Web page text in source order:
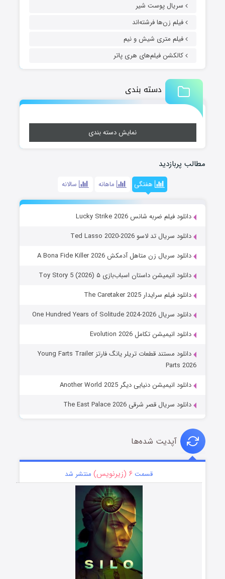
سریال پوست شیر
فیلم زن‌ها فرشته‌اند
فیلم متری شیش و نیم
کالکشن فیلم‌های هری پاتر
دسته بندی
نمایش دسته بندی
مطالب پربازدید
هفتگی ماهانه سالانه
دانلود فیلم ضربه شانس Lucky Strike 2026
دانلود سریال تد لاسو Ted Lasso 2020-2026
دانلود سریال زن متاهل آدمکش A Bona Fide Killer 2026
دانلود انیمیشن داستان اسباب‌بازی ۵ Toy Story 5 (2026)
دانلود فیلم سرایدار The Caretaker 2025
دانلود سریال One Hundred Years of Solitude 2024-2026
دانلود انیمیشن تکامل Evolution 2026
دانلود مستند قطعات تریلر یانگ فارتز Young Farts Trailer
Parts 2026
دانلود انیمیشن دنیایی دیگر Another World 2025
دانلود سریال قصر شرقی The East Palace 2026
آپدیت شده‌ها
قسمت ۶ (زیرنویس) منتشر شد